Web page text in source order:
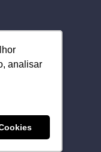
analisar
analisar
Reservados.